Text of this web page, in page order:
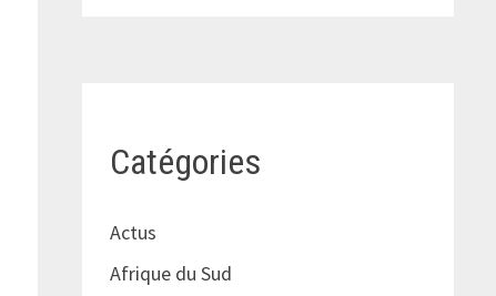
Catégories
Actus
Afrique du Sud